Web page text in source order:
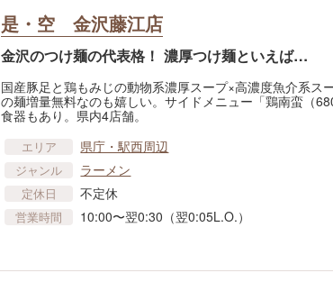
是・空 金沢藤江店
金沢のつけ麺の代表格！ 濃厚つけ麺といえば…
国産豚足と鶏もみじの動物系濃厚スープ×高濃度魚介系
の麺増量無料なのも嬉しい。サイドメニュー「鶏南蛮（
食器もあり。県内4店舗。
エリア 県庁・駅西周辺
ジャンル ラーメン
定休日 不定休
営業時間 10:00〜翌0:30（翌0:05L.O.）